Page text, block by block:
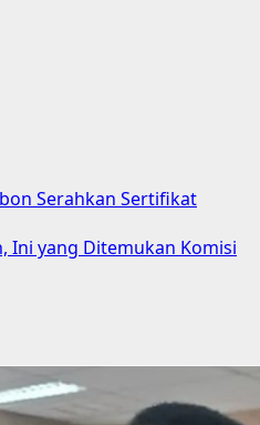
Serahkan Sertifikat
Ini yang Ditemukan Komisi